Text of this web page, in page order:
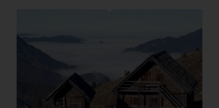
Andere externe Dienste
Datenschutz-Bestimmungen